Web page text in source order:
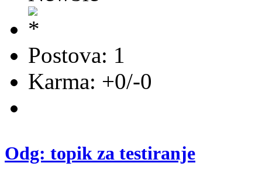
Postova: 1
Karma: +0/-0
Odg: topik za testiranje